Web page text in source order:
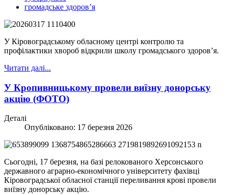
громадське здоров’я
У Кіровоградському обласному центрі контролю та
профілактики хвороб відкрили школу громадського здоров’я.
Читати далі...
У Кропивницькому провели виїзну донорську
акцію (ФОТО)
Деталі
Опубліковано: 17 березня 2026
Сьогодні, 17 березня, на базі релокованого Херсонського
державного аграрно-економічного університету фахівці
Кіровоградської обласної станції переливання крові провели
виїзну донорську акцію.